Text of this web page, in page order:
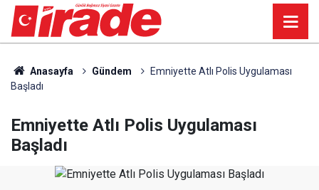
Anasayfa Gündem
Emniyette Atlı Polis Uygulaması
Başladı
Emniyette Atlı Polis Uygulaması
Başladı